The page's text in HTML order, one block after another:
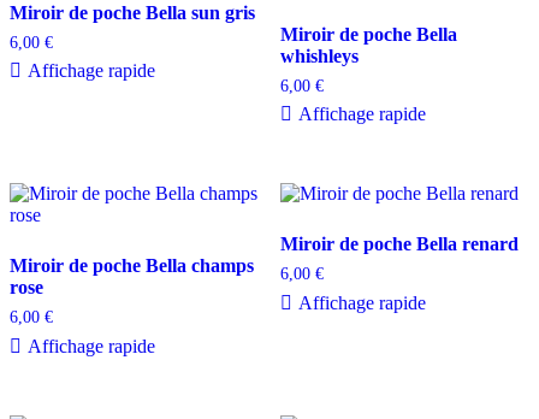
Miroir de poche Bella sun gris
6,00 €
Affichage rapide
Miroir de poche Bella
whishleys
6,00 €
Affichage rapide
Miroir de poche Bella champs
rose
6,00 €
Affichage rapide
Miroir de poche Bella renard
6,00 €
Affichage rapide